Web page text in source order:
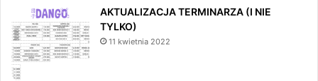
AKTUALIZACJA TERMINARZA (I NIE
TYLKO)
11 kwietnia 2022